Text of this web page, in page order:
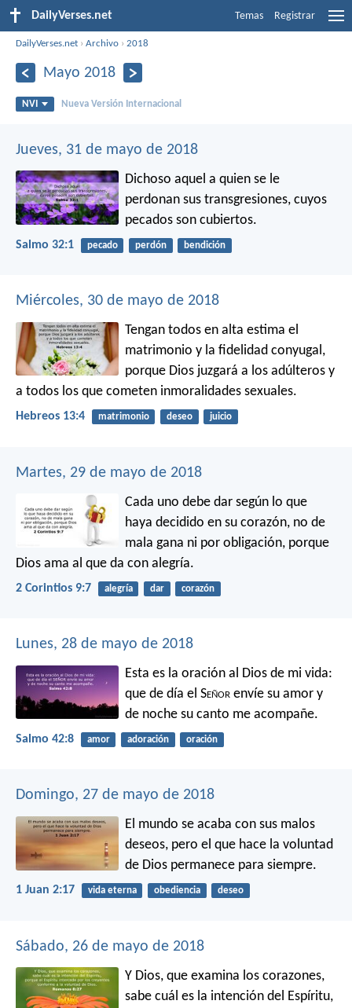
DailyVerses.net Temas Registrar
DailyVerses.net ›Archivo ›2018
Mayo 2018
NVI Nueva Versión Internacional
Jueves, 31 de mayo de 2018
Dichoso aquel a quien se le
perdonan sus transgresiones, cuyos
pecados son cubiertos.
Salmo 32:1 pecado perdón bendición
Miércoles, 30 de mayo de 2018
Tengan todos en alta estima el
matrimonio y la fidelidad conyugal,
porque Dios juzgará a los adúlteros y
a todos los que cometen inmoralidades sexuales.
Hebreos 13:4 matrimonio deseo juicio
Martes, 29 de mayo de 2018
Cada uno debe dar según lo que
haya decidido en su corazón, no de
mala gana ni por obligación, porque
Dios ama al que da con alegría.
2 Corintios 9:7 alegría dar corazón
Lunes, 28 de mayo de 2018
Esta es la oración al Dios de mi vida:
que de día el Señor envíe su amor y
de noche su canto me acompañe.
Salmo 42:8 amor adoración oración
Domingo, 27 de mayo de 2018
El mundo se acaba con sus malos
deseos, pero el que hace la voluntad
de Dios permanece para siempre.
1 Juan 2:17 vida eterna obediencia deseo
Sábado, 26 de mayo de 2018
Y Dios, que examina los corazones,
sabe cuál es la intención del Espíritu,